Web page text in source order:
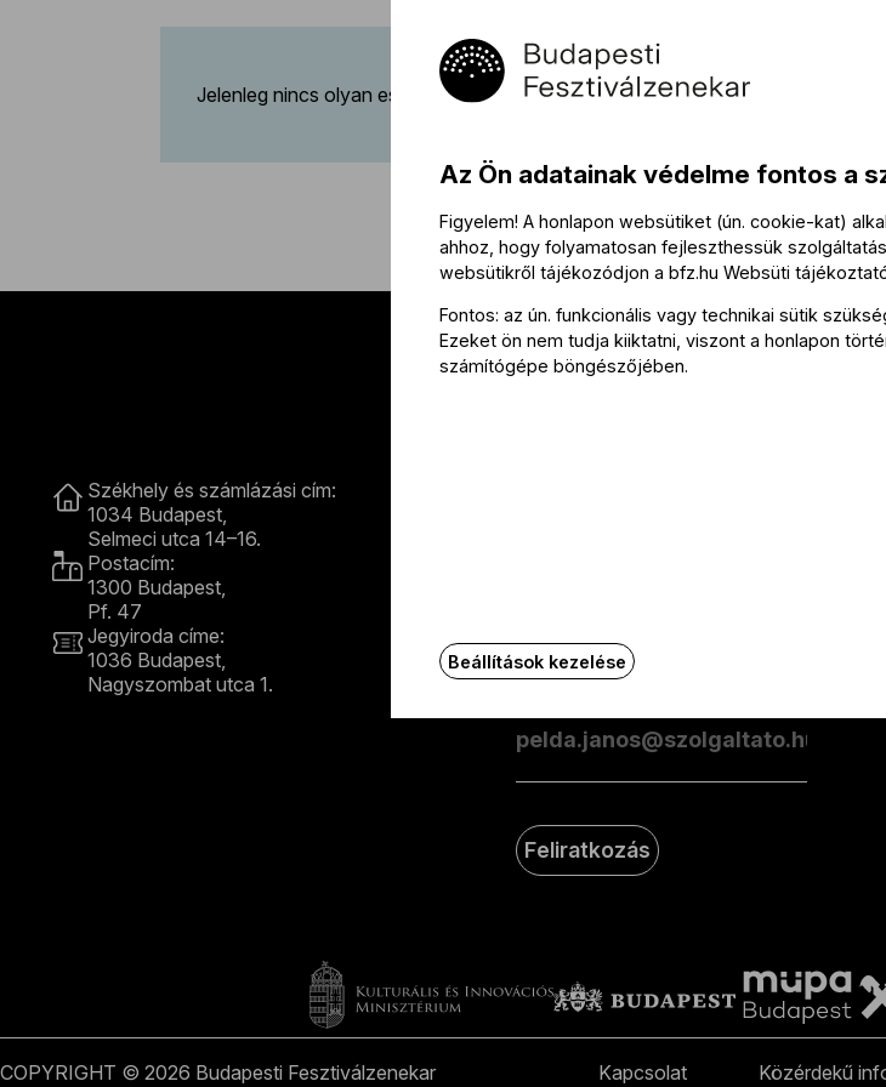
Jelenleg nincs olyan esemény, amelyre Ön jelentkezni tud.
Székhely és számlázási cím:
1034 Budapest,
Selmeci utca 14–16.
Postacím:
1300 Budapest,
Pf. 47
Jegyiroda címe:
1036 Budapest,
Nagyszombat utca 1.
Feliratkozás
COPYRIGHT © 2026 Budapesti Fesztiválzenekar Kapcsolat Közérdekű
Az Ön adatainak védelme fontos a
Figyelem! A honlapon websütiket (ún. cookie-kat)
ahhoz, hogy folyamatosan fejleszthessük
websütikről tájékozódjon a bfz.hu Websüti
Fontos: az ún. funkcionális vagy technikai sütik
Ezeket ön nem tudja kiiktatni, viszont a honlapon
számítógépe böngészőjében.
Beállítások kezelése